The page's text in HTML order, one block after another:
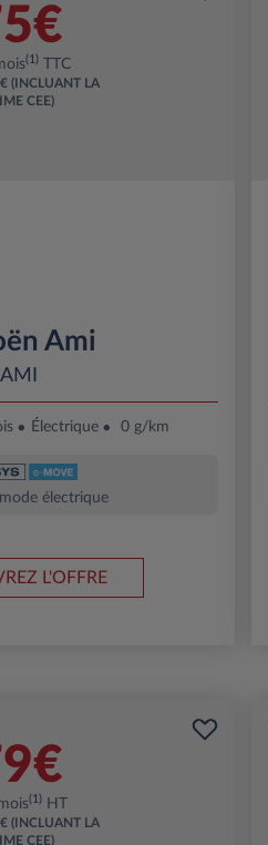
(1)TTC
(INCLUANT LA
CEE)
Ami
AMI
Électrique 0 g/km
électrique
L'OFFRE
(1)HT
(INCLUANT LA
CEE)